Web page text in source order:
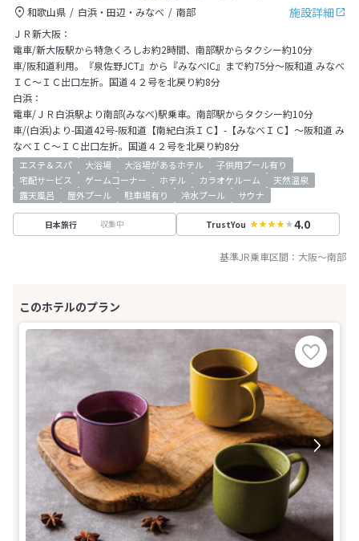
施設詳細
和歌山県 白浜・田辺・みなべ
南部
ＪＲ新大阪：
電車/新大阪駅から特急くろしお約2時間、南部駅からタクシー約10分
車/阪和道利用。『泉佐野JCT』から『みなべIC』まで約75分～阪和道 みなべ
ＩＣ～ＩＣ出口左折。国道４２号を北戻り約8分
白浜：
電車/ＪＲ白浜駅より南部(みなべ)駅乗車。南部駅からタクシー約10分
車/(白浜)より-国道42号-阪和道【南紀白浜ＩＣ】-【みなべＩＣ】～阪和道 み
なべＩＣ～ＩＣ出口左折。国道４２号を北戻り約8分
エステ＆スパ 大浴場 大浴場があるホテル
子供用プール有り
宅配サービス
ゲームコーナー ホテル カラオケルーム
天然温泉
露天風呂
屋外プール 駐車場有り 冷水プール サウナ
日本旅行 収集中 TrustYou 4.0
基準JR乗車区間： 大阪～南部